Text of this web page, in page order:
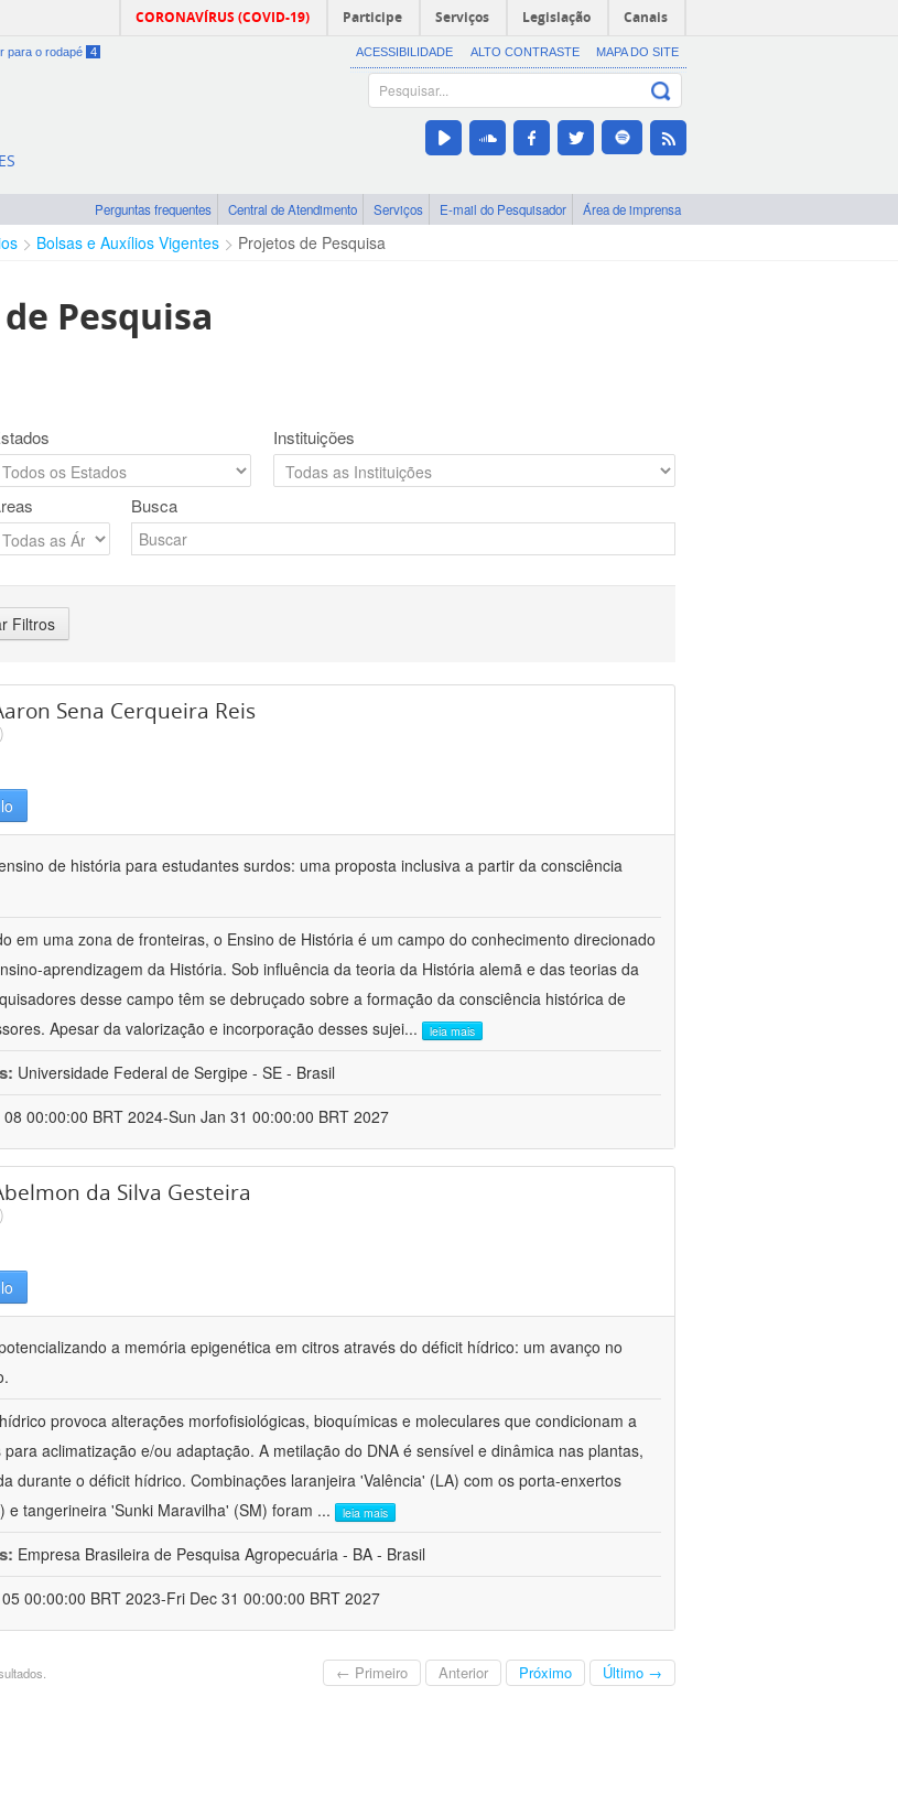
CORONAVÍRUS (COVID-19) Participe Serviços Legislação Canais
para o rodapé 4 ACESSIBILIDADE ALTO CONTRASTE MAPA DO SITE
Perguntas frequentes Central de Atendimento Serviços E-mail do Pesquisador Área de imprensa
Bolsas e Auxílios Vigentes Projetos de Pesquisa
Pesquisa
Instituições
Busca
Filtros
Sena Cerqueira Reis
de história para estudantes surdos: uma proposta inclusiva a partir da consciência
em uma zona de fronteiras, o Ensino de História é um campo do conhecimento direcionado
aprendizagem da História. Sob influência da teoria da História alemã e das teorias da
desse campo têm se debruçado sobre a formação da consciência histórica de
Apesar da valorização e incorporação desses sujei... leia mais
Universidade Federal de Sergipe - SE - Brasil
08 00:00:00 BRT 2024-Sun Jan 31 00:00:00 BRT 2027
da Silva Gesteira
a memória epigenética em citros através do déficit hídrico: um avanço no
provoca alterações morfofisiológicas, bioquímicas e moleculares que condicionam a
aclimatização e/ou adaptação. A metilação do DNA é sensível e dinâmica nas plantas,
durante o déficit hídrico. Combinações laranjeira 'Valência' (LA) com os porta-enxertos
e tangerineira 'Sunki Maravilha' (SM) foram ... leia mais
Empresa Brasileira de Pesquisa Agropecuária - BA - Brasil
00:00:00 BRT 2023-Fri Dec 31 00:00:00 BRT 2027
← Primeiro Anterior Próximo Último →